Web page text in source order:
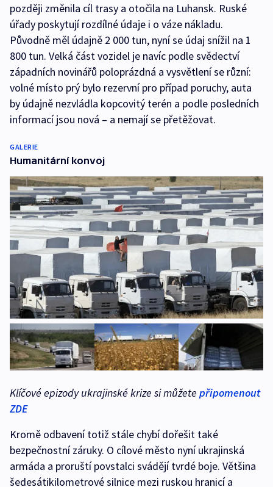
později změnila cíl trasy a otočila na Luhansk. Ruské
úřady poskytují rozdílné údaje i o váze nákladu.
Původně měl údajně 2 000 tun, nyní se údaj snížil na 1
800 tun. Velká část vozidel je navíc podle svědectví
západních novinářů poloprázdná a vysvětlení se různí:
volné místo prý bylo rezervní pro případ poruchy, auta
by údajně nezvládla kopcovitý terén a podle posledních
informací jsou nová – a nemají se přetěžovat.
GALERIE
Humanitární konvoj
Klíčové epizody ukrajinské krize si můžete připomenout
ZDE
Kromě odbavení totiž stále chybí dořešit také
bezpečnostní záruky. O cílové město nyní ukrajinská
armáda a proruští povstalci svádějí tvrdé boje. Většina
šedesátikilometrové silnice mezi ruskou hranicí a